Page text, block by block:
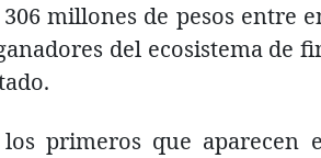
millones de pesos entre
del ecosistema de
primeros que aparecen